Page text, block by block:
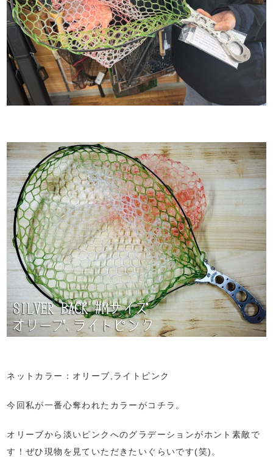
ネットカラー：オリーブ,ライトピンク
今回私が一番心奪われたカラーがコチラ。
オリーブから淡いピンクへのグラデーションがホント素敵で
す！ぜひ現物を見ていただきたいぐらいです(笑)。